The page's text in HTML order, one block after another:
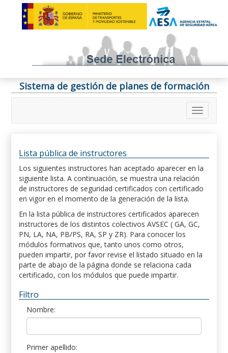
Sistema de gestión de planes de formación
Lista pública de instructores
Los siguientes instructores han aceptado aparecer en la
siguiente lista. A continuación, se muestra una relación
de instructores de seguridad certificados con certificado
en vigor en el momento de la generación de la lista.
En la lista pública de instructores certificados aparecen
instructores de los distintos colectivos AVSEC ( GA, GC,
PN, LA, NA, PB/PS, RA, SP y ZR). Para conocer los
módulos formativos que, tanto unos como otros,
pueden impartir, por favor revise el listado situado en la
parte de abajo de la página donde se relaciona cada
certificado, con los módulos que puede impartir.
Filtro
Nombre:
Primer apellido: